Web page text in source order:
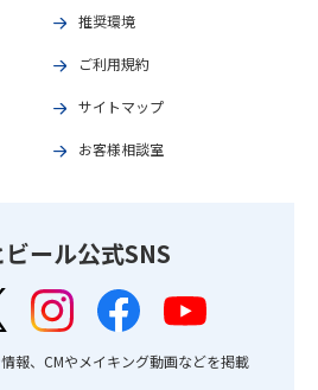
推奨環境
ご利用規約
サイトマップ
お客様相談室
ール公式SNS
報、CMやメイキング動画などを掲載